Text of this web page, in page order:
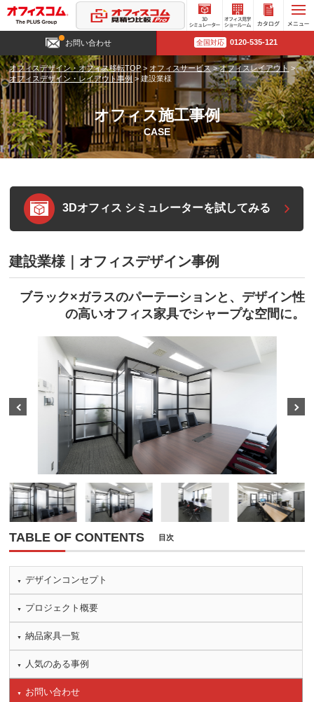
3D
シミュ
レータ
ー
オフィ
ス見学
ショー
ルーム
お問い合わせ 全国対応 0120-535-121
オフィスデザイン・オフィス移転TOP > オフィスサービス>オフィスレイアウト >
オフィスデザイン・レイアウト事例 >建設業様
オフィス施工事例
CASE
3Dオフィス シミュレーターを試してみる
建設業様｜オフィスデザイン事例
ブラック×ガラスのパーテーションと、デザイン性
の高いオフィス家具でシャープな空間に。
TABLE OF CONTENTS 目次
デザインコンセプト
プロジェクト概要
納品家具一覧
人気のある事例
お問い合わせ